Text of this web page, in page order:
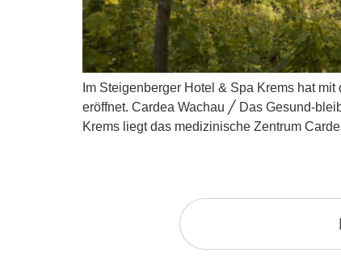
Im Steigenberger Hotel & Spa Krems hat
eröffnet. Cardea Wachau ╱ Das Gesund-
Krems liegt das medizinische Zentrum